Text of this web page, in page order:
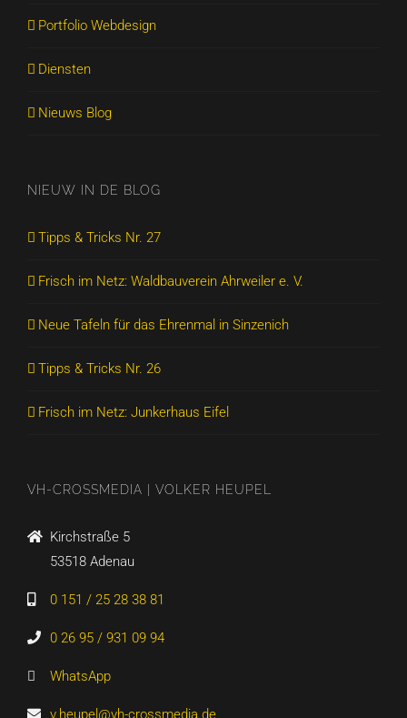
Portfolio Webdesign
Diensten
Nieuws Blog
NIEUW IN DE BLOG
Tipps & Tricks Nr. 27
Frisch im Netz: Waldbauverein Ahrweiler e. V.
Neue Tafeln für das Ehrenmal in Sinzenich
Tipps & Tricks Nr. 26
Frisch im Netz: Junkerhaus Eifel
VH-CROSSMEDIA | VOLKER HEUPEL
Kirchstraße 5
53518 Adenau
0 151 / 25 28 38 81
0 26 95 / 931 09 94
WhatsApp
v.heupel@vh-crossmedia.de